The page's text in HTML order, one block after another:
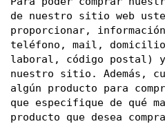
de nuestro sitio web
proporcionar,
teléfono, mail,
laboral, código postal)
nuestro sitio. Además,
algún producto para
que especifique de qué
producto que desea